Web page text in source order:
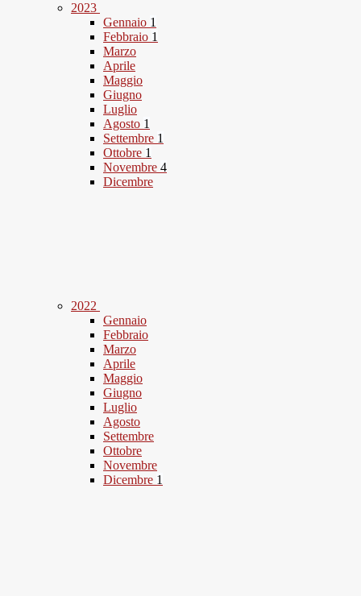
2023
Gennaio 1
Febbraio 1
Marzo
Aprile
Maggio
Giugno
Luglio
Agosto 1
Settembre 1
Ottobre 1
Novembre 4
Dicembre
2022
Gennaio
Febbraio
Marzo
Aprile
Maggio
Giugno
Luglio
Agosto
Settembre
Ottobre
Novembre
Dicembre 1